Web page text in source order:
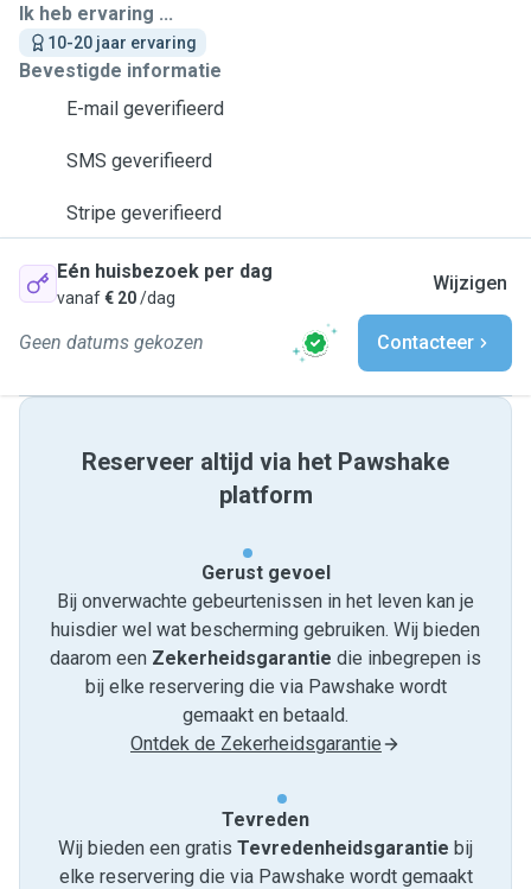
Ik heb ervaring ...
10-20 jaar ervaring
Bevestigde informatie
E-mail geverifieerd
SMS geverifieerd
Stripe geverifieerd
Eén huisbezoek per dag
vanaf€ 20/dag
Wijzigen
Geen datums gekozen Contacteer
Reserveer altijd via het Pawshake
platform
Gerust gevoel
Bij onverwachte gebeurtenissen in het leven kan je
huisdier wel wat bescherming gebruiken. Wij bieden
daarom een Zekerheidsgarantie die inbegrepen is
bij elke reservering die via Pawshake wordt
gemaakt en betaald.
Ontdek de Zekerheidsgarantie
Tevreden
Wij bieden een gratis Tevredenheids­garantie bij
elke reservering die via Pawshake wordt gemaakt